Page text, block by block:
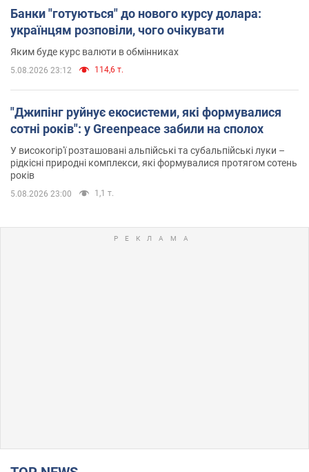
Банки "готуються" до нового курсу долара:
українцям розповіли, чого очікувати
Яким буде курс валюти в обмінниках
5.08.2026 23:12 114,6 т.
"Джипінг руйнує екосистеми, які формувалися
сотні років": у Greenpeace забили на сполох
У високогір'ї розташовані альпійські та субальпійські луки –
рідкісні природні комплекси, які формувалися протягом сотень
років
5.08.2026 23:00 1,1 т.